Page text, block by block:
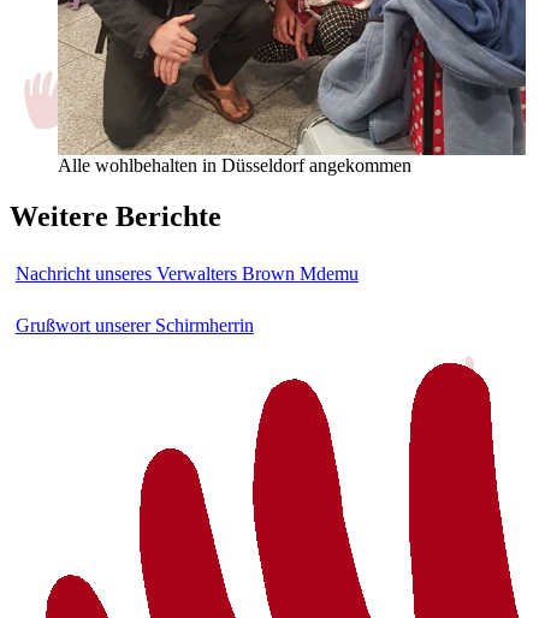
Alle wohlbehalten in Düsseldorf angekommen
Weitere Berichte
Nachricht unseres Verwalters Brown Mdemu
Grußwort unserer Schirmherrin